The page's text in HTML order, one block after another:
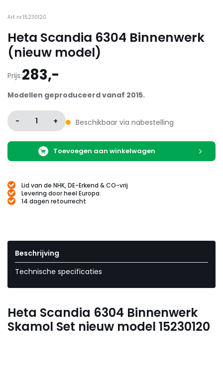
Art nr:15230120
Heta Scandia 6304 Binnenwerk
(nieuw model)
Prijs:283,-
Modellen geproduceerd vanaf 2015.
- 1 + Beschikbaar via nabestelling
Toevoegen aan winkelwagen
Lid van de NHK, DE-Erkend & CO-vrij
Levering door heel Europa
14 dagen retourrecht
Beschrijving
Technische specificaties
Heta Scandia 6304 Binnenwerk
Skamol Set nieuw model 15230120